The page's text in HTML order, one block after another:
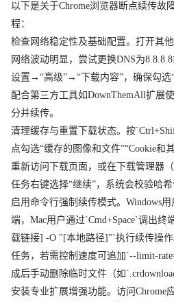
以下是关于Chrome浏览器断点续传故
程：
检查网络稳定性及基础配置。打开其
网络波动明显，尝试更换DNS为
设置→“高级”→“下载内容”，确保勾选
配合第三方工具如DownThemAll扩展
分并续传。
清理缓存与重置下载状态。按
点勾选“缓存的图像和文件”“Cookie和
重新访问下载页面，或在下载管理器
任务右键选择“继续”，系统会校验哈希
启用命令行强制续传模式。Windows
端，Mac用户通过`Cmd+Space`调出终
载链接] -O "[本地路径]"`执行续传操
任务，若需控制速度可追加`--limit-
成后手动删除临时文件（如
安装专业扩展增强功能。访问Chrome